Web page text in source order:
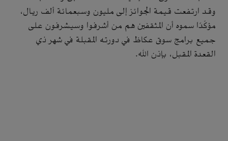
وقد ارتفعت قيمة الجوائز إلى مليون وسبعمائة ألف ريال،
مؤكّدًا سموه أن المثقفين هم من أشرفوا وسيشرفون على
جميع برامج سوق عكاظ في دورته المقبلة في شهر ذي
القعدة المقبل، بإذن الله.